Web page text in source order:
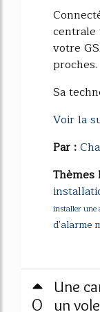
votre
proches.
Sa
Voir la
Par :
Thèmes
installer une
d'alarme
0
Une
un